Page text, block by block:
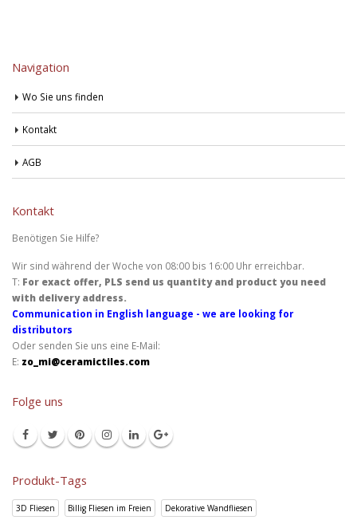
Navigation
Wo Sie uns finden
Kontakt
AGB
Kontakt
Benötigen Sie Hilfe?
Wir sind während der Woche von 08:00 bis 16:00 Uhr erreichbar.
T: For exact offer, PLS send us quantity and product you need
with delivery address.
Communication in English language - we are looking for
distributors
Oder senden Sie uns eine E-Mail:
E: zo_mi@ceramictiles.com
Folge uns
Produkt-Tags
3D Fliesen Billig Fliesen im Freien Dekorative Wandfliesen